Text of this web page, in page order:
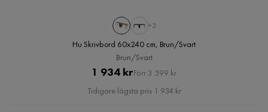
+3
Hu Skrivbord 60x240 cm, Brun/Svart
Brun/Svart
Pris
1 934 krOriginal
Pris
Förr 3 599 kr
Tidigare lägsta pris 1 934 kr